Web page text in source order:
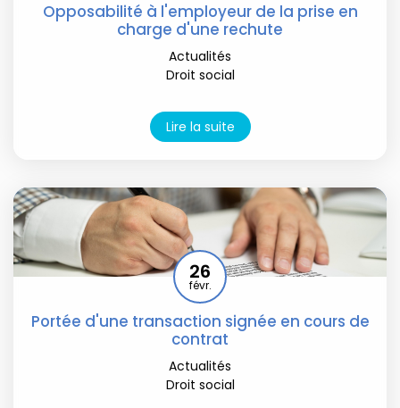
Opposabilité à l'employeur de la prise en
charge d'une rechute
Actualités
Droit social
Lire la suite
Portée d'une transaction signée en cours de
contrat
26
févr.
Actualités
Droit social